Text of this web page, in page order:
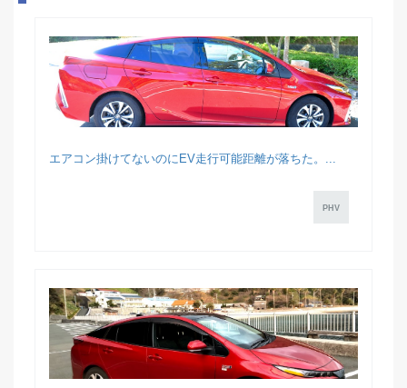
エアコン掛けてないのにEV走行可能距離が落ちた。...
PHV